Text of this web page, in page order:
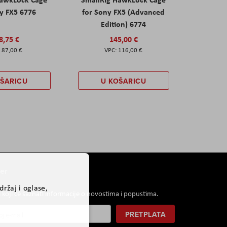
FX5 6776
€
87,00 €
for Sony FX5 (Advanced
Edition) 6774
145,00 €
116,00 €
U KOŠARICU
će saznati informacije o novostima i popustima.
PRETPLATA
i oglase,